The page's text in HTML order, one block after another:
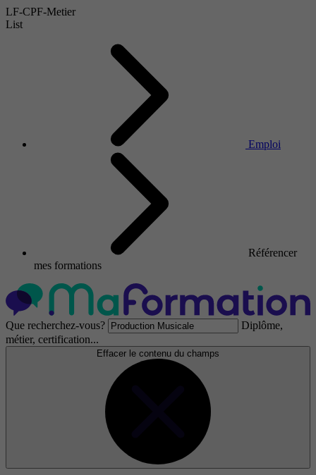
LF-CPF-Metier
List
Emploi
Référencer
mes formations
Que recherchez-vous?
Diplôme,
métier, certification...
Effacer le contenu du champs